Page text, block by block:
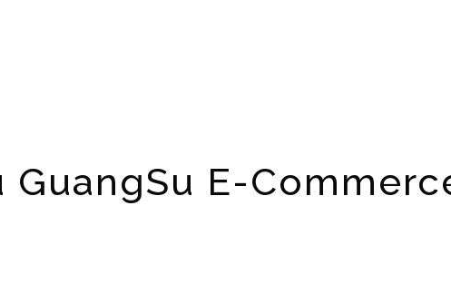
GuangSu E-